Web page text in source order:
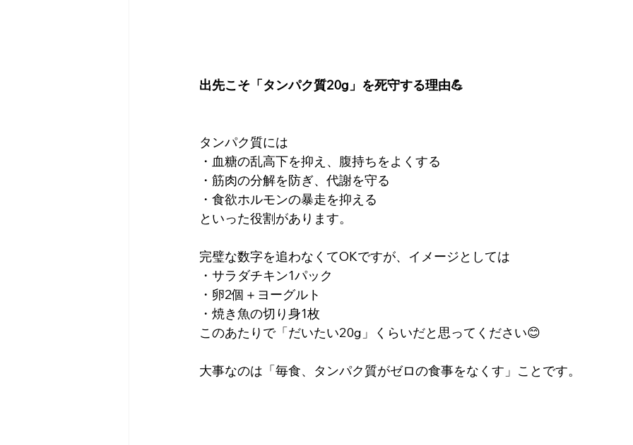
出先こそ「タンパク質20g」を死守する理由💪
タンパク質には
・血糖の乱高下を抑え、腹持ちをよくする
・筋肉の分解を防ぎ、代謝を守る
・食欲ホルモンの暴走を抑える
といった役割があります。
完璧な数字を追わなくてOKですが、イメージとしては
・サラダチキン1パック
・卵2個＋ヨーグルト
・焼き魚の切り身1枚
このあたりで「だいたい20g」くらいだと思ってください😊
大事なのは「毎食、タンパク質がゼロの食事をなくす」ことです。